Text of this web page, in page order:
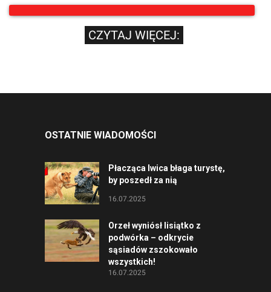
CZYTAJ WIĘCEJ:
OSTATNIE WIADOMOŚCI
Płacząca lwica błaga turystę,
by poszedł za nią
16.07.2025
Orzeł wyniósł lisiątko z
podwórka – odkrycie
sąsiadów zszokowało
wszystkich!
16.07.2025